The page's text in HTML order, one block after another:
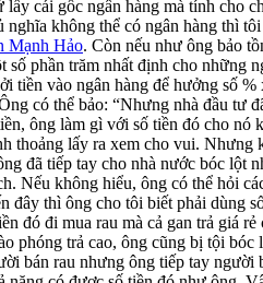
lấy cái gốc ngân hàng mà tính cho
nghĩa không thể có ngân hàng thì
Mạnh Hảo. Còn nếu như ông bảo
số phần trăm nhất định cho những
tiền vào ngân hàng để hưởng số
có thể bảo: “Nhưng nhà đầu tư
ông làm gì với số tiền đó cho nó
thoảng lấy ra xem cho vui. Nhưng
đã tiếp tay cho nhà nước bóc lột
Nếu không hiểu, ông có thể hỏi
đây thì ông cho tôi biết phải dùng
đó đi mua rau mà cả gan trả giá
phóng trả cao, ông cũng bị tội
bán rau nhưng ông tiếp tay người